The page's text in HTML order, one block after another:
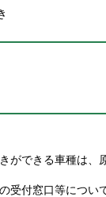
できる車種は、
付窓口等につい